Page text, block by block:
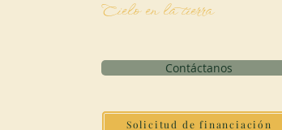
Cielo en la tierra
Contáctanos
Solicitud de financiación